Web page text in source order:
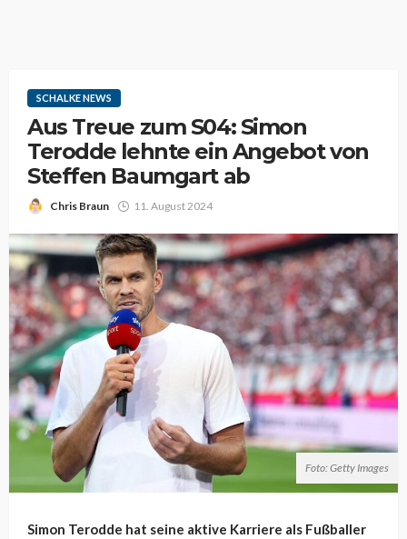
SCHALKE NEWS
Aus Treue zum S04: Simon
Terodde lehnte ein Angebot von
Steffen Baumgart ab
Chris Braun 11. August 2024
Foto: Getty Images
Simon Terodde hat seine aktive Karriere als Fußballer